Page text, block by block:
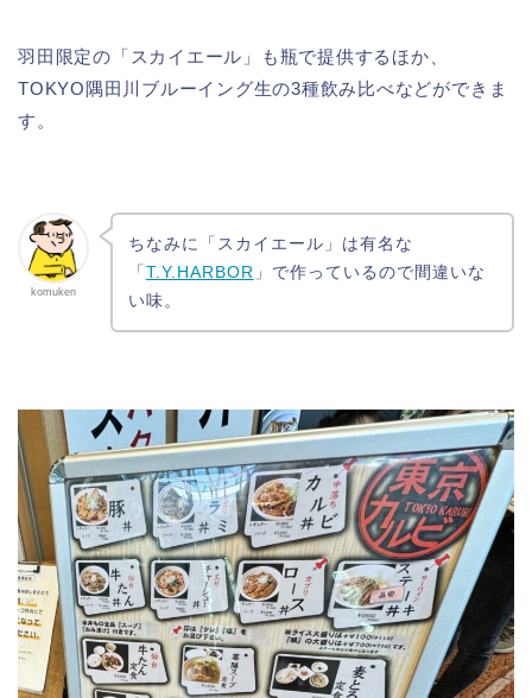
羽田限定の「スカイエール」も瓶で提供するほか、
TOKYO隅田川ブルーイング生の3種飲み比べなどができま
す。
komuken
ちなみに「スカイエール」は有名な
「T.Y.HARBOR 」で作っているので間違いな
い味。